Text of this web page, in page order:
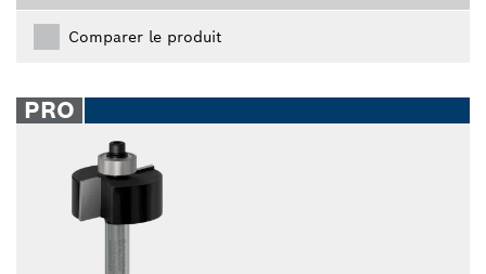
Comparer le produit
PRO